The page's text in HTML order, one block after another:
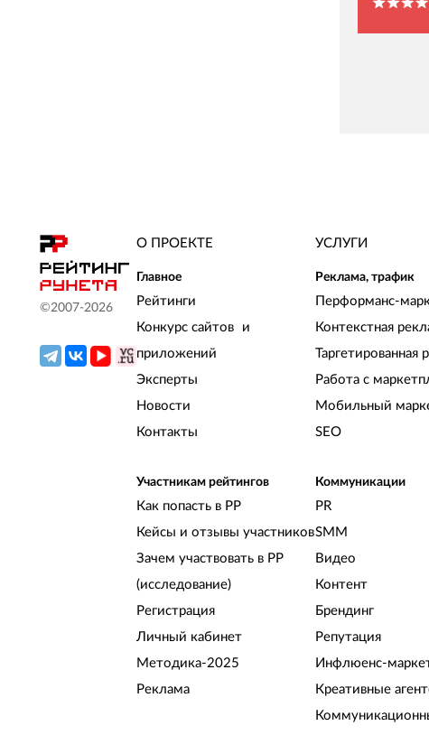
©2007-2026
О ПРОЕКТЕ
Главное
Рейтинги
Конкурс сайтов и
приложений
Эксперты
Новости
Контакты
Участникам рейтингов
Как попасть в РР
Кейсы и отзывы участников
Зачем участвовать в РР
(исследование)
Регистрация
Личный кабинет
Методика-2025
Реклама
УСЛУГИ
Реклама, трафик
Перформанс-
Контекстная
Таргетированная
Работа с
Мобильный
SEO
Коммуникации
PR
SMM
Видео
Контент
Брендинг
Репутация
Инфлюенс-
Креативные